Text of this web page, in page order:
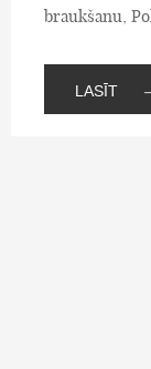
braukšanu,
LASĪT